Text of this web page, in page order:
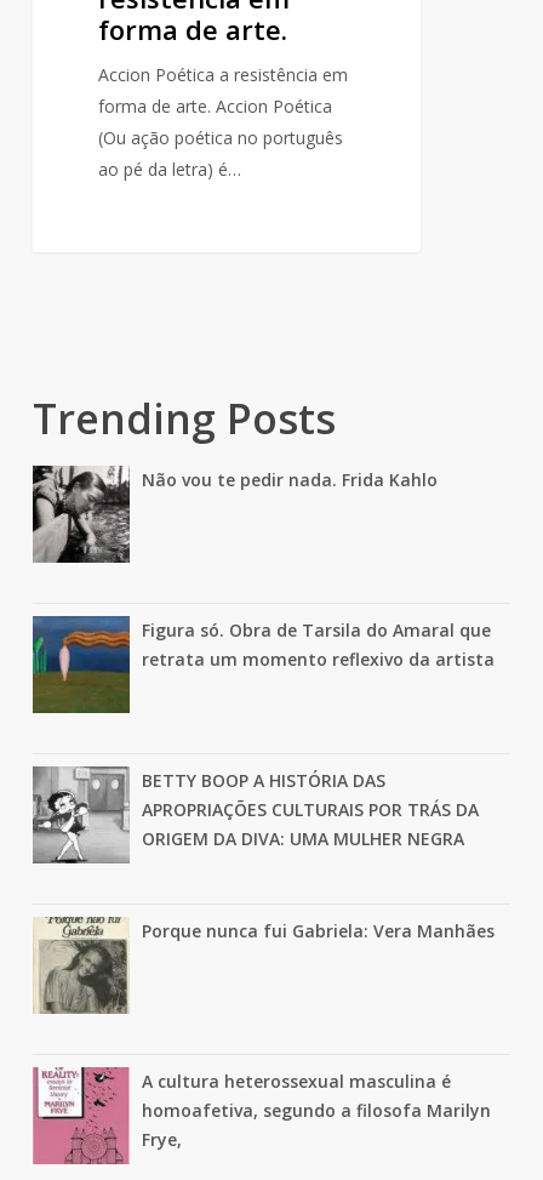
forma de arte.
Accion Poética a resistência em
forma de arte. Accion Poética
(Ou ação poética no português
ao pé da letra) é…
Trending Posts
Não vou te pedir nada. Frida Kahlo
Figura só. Obra de Tarsila do Amaral que
retrata um momento reflexivo da artista
BETTY BOOP A HISTÓRIA DAS
APROPRIAÇÕES CULTURAIS POR TRÁS DA
ORIGEM DA DIVA: UMA MULHER NEGRA
Porque nunca fui Gabriela: Vera Manhães
A cultura heterossexual masculina é
homoafetiva, segundo a filosofa Marilyn
Frye,